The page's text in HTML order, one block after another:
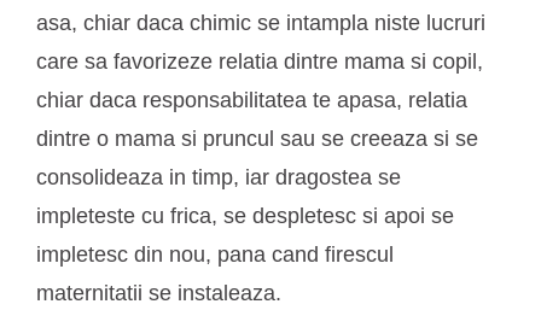
asa, chiar daca chimic se intampla niste lucruri
care sa favorizeze relatia dintre mama si copil,
chiar daca responsabilitatea te apasa, relatia
dintre o mama si pruncul sau se creeaza si se
consolideaza in timp, iar dragostea se
impleteste cu frica, se despletesc si apoi se
impletesc din nou, pana cand firescul
maternitatii se instaleaza.